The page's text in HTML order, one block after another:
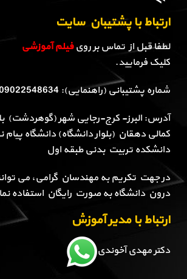
ارتباط با پشتیبان سایت
لطفا قبل از تماس بر رویفیلم آموزشی
کلیک فرمایید.
شماره پشتیبانی (راهنمایی): 09022548634
آدرس: البرز- کرج-رجایی شهر (گوهردشت)
کمالی دهقان (بلوار دانشگاه) دانشگاه پیام
دانشکده تربیت بدنی طبقه اول
در جهت تکریم به مهندسان گرامی، می
درون دانشگاه به صورت رایگان استفاده
ارتباط با مدیر آموزش
دکتر مهدی آخوندی